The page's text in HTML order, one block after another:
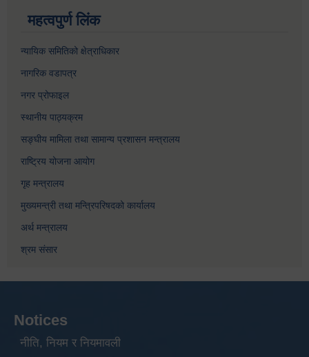
महत्वपुर्ण लिंक
न्यायिक समितिको क्षेत्राधिकार
नागरिक वडापत्र
नगर प्रोफाइल
स्थानीय पाठ्यक्रम
सङ्घीय मामिला तथा सामान्य प्रशासन मन्त्रालय
राष्ट्रिय योजना आयोग
गृह मन्त्रालय
मुख्यमन्त्री तथा मन्त्रिपरिषदको कार्यालय
अर्थ मन्त्रालय
श्रम संसार
Notices
नीति, नियम र नियमावली